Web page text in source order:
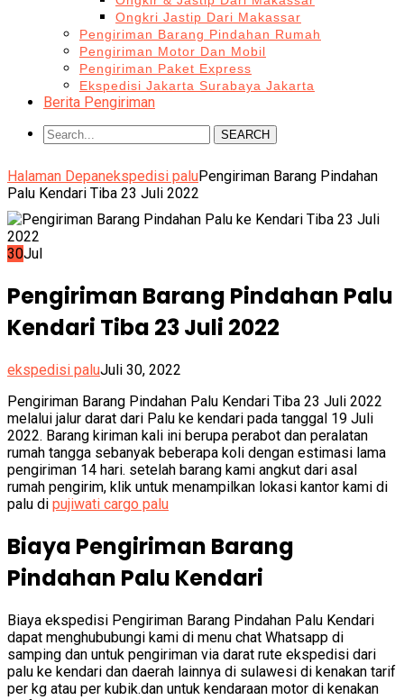
Ongkri Jastip Dari Makassar
Pengiriman Barang Pindahan Rumah
Pengiriman Motor Dan Mobil
Pengiriman Paket Express
Ekspedisi Jakarta Surabaya Jakarta
Berita Pengiriman
SEARCH
Halaman Depanekspedisi paluPengiriman Barang Pindahan
Palu Kendari Tiba 23 Juli 2022
30Jul
Pengiriman Barang Pindahan Palu
Kendari Tiba 23 Juli 2022
ekspedisi paluJuli 30, 2022
Pengiriman Barang Pindahan Palu Kendari Tiba 23 Juli 2022
melalui jalur darat dari Palu ke kendari pada tanggal 19 Juli
2022. Barang kiriman kali ini berupa perabot dan peralatan
rumah tangga sebanyak beberapa koli dengan estimasi lama
pengiriman 14 hari. setelah barang kami angkut dari asal
rumah pengirim, klik untuk menampilkan lokasi kantor kami di
palu di pujiwati cargo palu
Biaya Pengiriman Barang
Pindahan Palu Kendari
Biaya ekspedisi Pengiriman Barang Pindahan Palu Kendari
dapat menghububungi kami di menu chat Whatsapp di
samping dan untuk pengiriman via darat rute ekspedisi dari
palu ke kendari dan daerah lainnya di sulawesi di kenakan tarif
per kg atau per kubik.dan untuk kendaraan motor di kenakan